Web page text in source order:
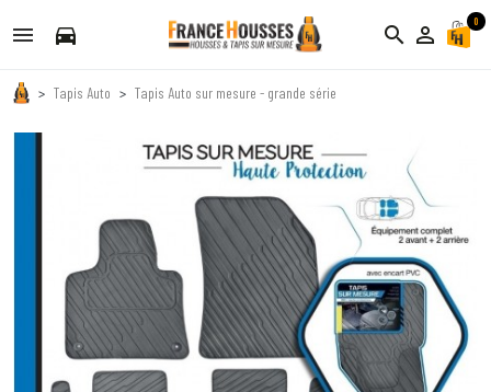
directions_car search person_outline
0
Tapis Auto Tapis Auto sur mesure - grande série